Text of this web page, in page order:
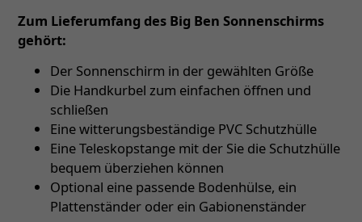
Zum Lieferumfang des Big Ben Sonnenschirms
gehört:
Der Sonnenschirm in der gewählten Größe
Die Handkurbel zum einfachen öffnen und
schließen
Eine witterungsbeständige PVC Schutzhülle
Eine Teleskopstange mit der Sie die Schutzhülle
bequem überziehen können
Optional eine passende Bodenhülse, ein
Plattenständer oder ein Gabionenständer